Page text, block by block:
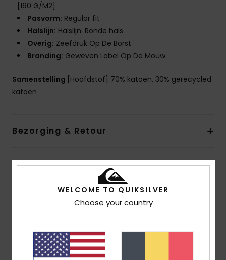
[160 G/M2]
Pasvorm: Regular fit
Halslijn: Halslijn: Ronde hals
Overig: Zeefdruk Op De Borst
Branding: Geweven Label Op De Mouw
Samenstelling [Hoofdstof] 70% katoen, 30% gerecycled
katoen
Bezorging & Retour
Reviews van klanten
Gemiddelde score
5.0
WELCOME TO QUIKSILVER
Choose your country